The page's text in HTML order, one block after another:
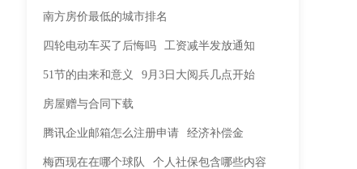
南方房价最低的城市排名
四轮电动车买了后悔吗 工资减半发放通知
51节的由来和意义 9月3日大阅兵几点开始
房屋赠与合同下载
腾讯企业邮箱怎么注册申请 经济补偿金
梅西现在在哪个球队 个人社保包含哪些内容